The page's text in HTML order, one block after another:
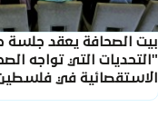
بيت الصحافة يعقد جلسة
"التحديات التي تواجه
الاستقصائية في